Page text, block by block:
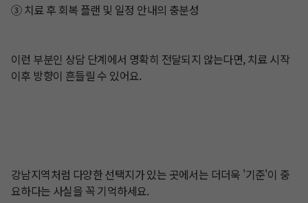
③ 치료 후 회복 플랜 및 일정 안내의 충분성
이런 부분인 상담 단계에서 명확히 전달되지 않는다면, 치료 시작
이후 방향이 흔들릴 수 있어요.
강남지역처럼 다양한 선택지가 있는 곳에서는 더더욱 '기준'이 중
요하다는 사실을 꼭 기억하세요.